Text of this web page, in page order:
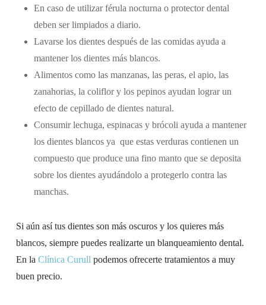
En caso de utilizar férula nocturna o protector dental
deben ser limpiados a diario.
Lavarse los dientes después de las comidas ayuda a
mantener los dientes más blancos.
Alimentos como las manzanas, las peras, el apio, las
zanahorias, la coliflor y los pepinos ayudan lograr un
efecto de cepillado de dientes natural.
Consumir lechuga, espinacas y brócoli ayuda a mantener
los dientes blancos ya que estas verduras contienen un
compuesto que produce una fino manto que se deposita
sobre los dientes ayudándolo a protegerlo contra las
manchas.
Si aún así tus dientes son más oscuros y los quieres más
blancos, siempre puedes realizarte un blanqueamiento dental.
En la Clínica Curull podemos ofrecerte tratamientos a muy
buen precio.